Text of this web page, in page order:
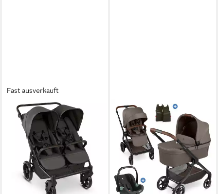
Fast ausverkauft
ABC DESIGN
Geschwisterwagen Bayamo -
Nut, Geschwisterkinderwagen
Zwillingskinderwagen mit
Liegeposition
599,90 €
17,42 €mtl. in 48 Raten
lieferbar - in 2-3 Werktagen bei dir